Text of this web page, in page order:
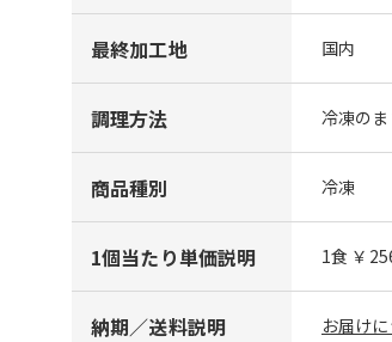
最終加工地 国内
調理方法 冷凍の
商品種別 冷凍
1個当たり単価説明 1食 ￥
納期／送料説明 お届け